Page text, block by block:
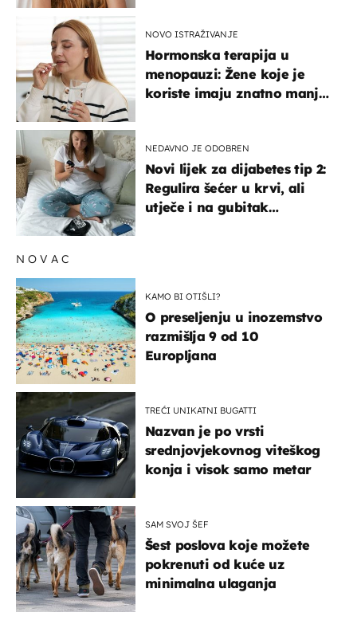
NOVO ISTRAŽIVANJE
Hormonska terapija u
menopauzi: Žene koje je
koriste imaju znatno manji
NEDAVNO JE ODOBREN
Novi lijek za dijabetes tip 2:
Regulira šećer u krvi, ali
utječe i na gubitak
NOVAC
KAMO BI OTIŠLI?
O preseljenju u inozemstvo
razmišlja 9 od 10
Europljana
TREĆI UNIKATNI BUGATTI
Nazvan je po vrsti
srednjovjekovnog viteškog
konja i visok samo metar
SAM SVOJ ŠEF
Šest poslova koje možete
pokrenuti od kuće uz
minimalna ulaganja